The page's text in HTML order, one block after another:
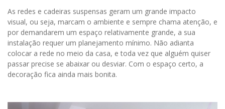
As redes e cadeiras suspensas geram um grande impacto
visual, ou seja, marcam o ambiente e sempre chama atenção, e
por demandarem um espaço relativamente grande, a sua
instalação requer um planejamento mínimo. Não adianta
colocar a rede no meio da casa, e toda vez que alguém quiser
passar precise se abaixar ou desviar. Com o espaço certo, a
decoração fica ainda mais bonita.